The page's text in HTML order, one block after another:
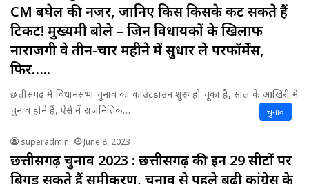
CM बघेल की नजर, जानिए किस किसके कट सकते हैं
टिकट! मुख्यमंत्री बोले – जिन विधायकों के खिलाफ
नाराजगी वे तीन-चार महीने में सुधार ले परफॉर्मेंस,
फिर…..
छत्तीसगढ़ में विधानसभा चुनाव का काउंटडाउन शुरू हो चूका है, साल के आखिरी में
चुनाव होने हैं, ऐसे में राजनितिक…
चुनाव
superadmin June 8, 2023
छत्तीसगढ़ चुनाव 2023 : छत्तीसगढ़ की इन 29 सीटों पर
बिगड़ सकते हैं समीकरण, चुनाव से पहले बढ़ी कांग्रेस के